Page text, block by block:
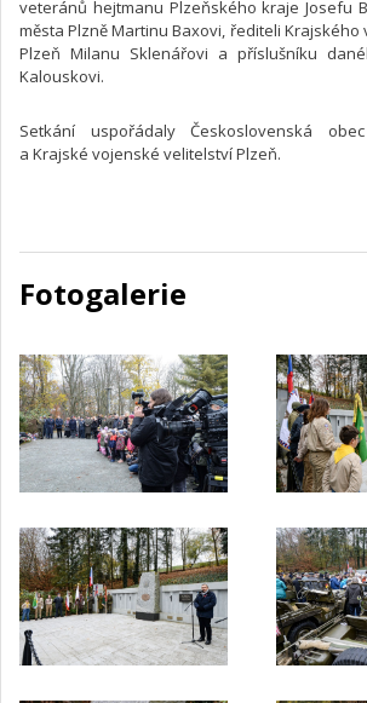
veteránů hejtmanu Plzeňského kraje Josefu
města Plzně Martinu Baxovi, řediteli
Plzeň Milanu Sklenářovi a příslušníku
Kalouskovi.
Setkání uspořádaly Československá
a Krajské vojenské velitelství Plzeň.
Fotogalerie